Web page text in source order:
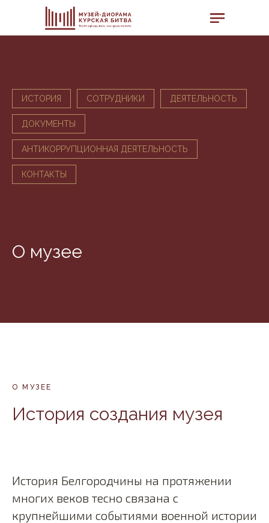
ИСТОРИЯ СОТРУДНИКИ ДЕЯТЕЛЬНОСТЬ
ДОКУМЕНТЫ
АНТИКОРРУПЦИОННАЯ ДЕЯТЕЛЬНОСТЬ
КОНТАКТЫ
О музее
О МУЗЕЕ
История создания музея
История Белгородчины на протяжении
многих веков тесно связана с
крупнейшими событиями военной истории